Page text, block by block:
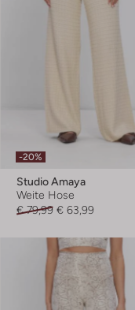
-20%
Studio Amaya
Weite Hose
€ 79,99 € 63,99